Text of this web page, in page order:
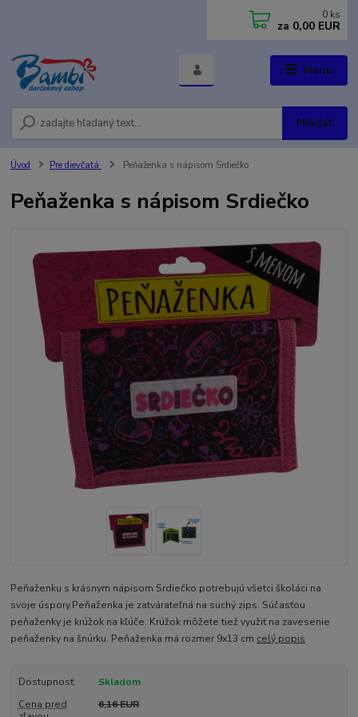
Menu
Hľadať
0 ks
za 0,00 EUR
Úvod Pre dievčatá Peňaženka s nápisom Srdiečko
Peňaženka s nápisom Srdiečko
Peňaženku s krásnym nápisom Srdiečko potrebujú všetci školáci na
svoje úspory.Peňaženka je zatvárateľná na suchý zips. Súčasťou
peňaženky je krúžok na kľúče. Krúžok môžete tiež využiť na zavesenie
peňaženky na šnúrku. Peňaženka má rozmer 9x13 cm celý popis
Dostupnosť
Skladom
Cena pred
6,16 EUR